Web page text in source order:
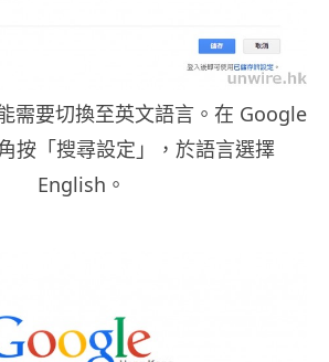
需要切換至英文語言。在 Google
按「搜尋設定」，於語言選擇
English。